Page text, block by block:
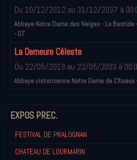
Du 10/12/2012 au 31/12/2037 à
Abbaye Notre Dame des Neiges - La
- 07
La Demeure Céleste
Du 22/05/2013 au 22/05/2033 à
Abbaye cistercienne Notre Dame de Cîteaux
EXPOS PREC.
FESTIVAL DE PRALOGNAN
CHATEAU DE LOURMARIN